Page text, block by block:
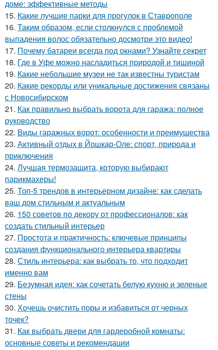
доме: эффективные методы
15. Какие лучшие парки для прогулок в Ставрополе
16. Таким образом, если столкнулся с проблемой
выпадения волос обязательно досмотри это видео!
17. Почему батареи всегда под окнами? Узнайте секрет
18. Где в Уфе можно насладиться природой и тишиной
19. Какие небольшие музеи не так известны туристам
20. Какие рекорды или уникальные достижения связаны
с Новосибирском
21. Как правильно выбрать ворота для гаража: полное
руководство
22. Виды гаражных ворот: особенности и преимущества
23. Активный отдых в Йошкар-Оле: спорт, природа и
приключения
24. Лучшая термозащита, которую выбирают
парикмахеры!
25. Топ-5 трендов в интерьерном дизайне: как сделать
ваш дом стильным и актуальным
26. 150 советов по декору от профессионалов: как
создать стильный интерьер
27. Простота и практичность: ключевые принципы
создания функционального интерьера квартиры
28. Стиль интерьера: как выбрать то, что подходит
именно вам
29. Безумная идея: как сочетать белую кухню и зеленые
стены
30. Хочешь очистить поры и избавиться от черных
точек?
31. Как выбрать двери для гардеробной комнаты:
основные советы и рекомендации